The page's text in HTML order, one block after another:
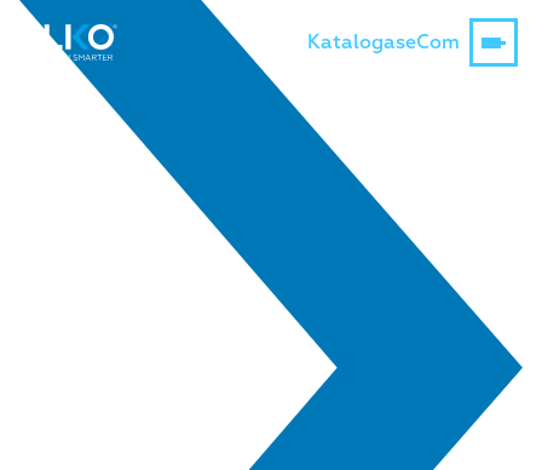
KatalogaseCom